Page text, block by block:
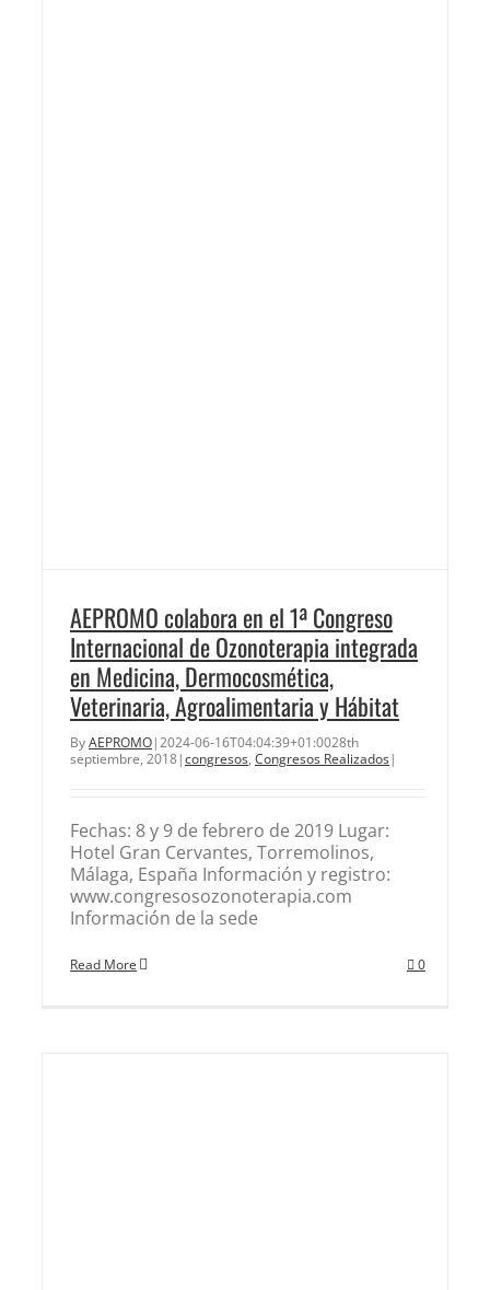
AEPROMO colabora en el 1ª Congreso
Internacional de Ozonoterapia integrada
en Medicina, Dermocosmética,
Veterinaria, Agroalimentaria y Hábitat
ByAEPROMO|2024-06-16T04:04:39+01:0028th
septiembre, 2018|congresos, Congresos Realizados|
Fechas: 8 y 9 de febrero de 2019 Lugar:
Hotel Gran Cervantes, Torremolinos,
Málaga, España Información y registro:
www.congresosozonoterapia.com
Información de la sede
Read More 0